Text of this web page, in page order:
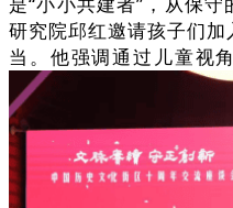
研究院邱红邀请孩子们
当。他强调通过儿童视